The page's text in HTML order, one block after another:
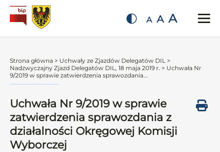
A A A
Strona główna > Uchwały ze Zjazdów Delegatów DIL >
Nadzwyczajny Zjazd Delegatów DIL, 18 maja 2019 r. > Uchwała Nr
9/2019 w sprawie zatwierdzenia sprawozdania...
Uchwała Nr 9/2019 w sprawie
zatwierdzenia sprawozdania z
działalności Okręgowej Komisji
Wyborczej